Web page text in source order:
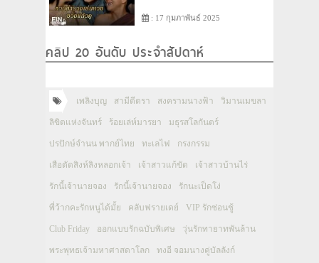
: 17 กุมภาพันธ์ 2025
คลิป 20 อันดับ ประจำสัปดาห์
เพลิงบุญ สามีตีตรา สงครามนางฟ้า วิมานเมขลา
ลิขิตแห่งจันทร์ ร้อยเล่ห์มารยา มธุรสโลกันตร์
ปรปักษ์จำนน พากย์ไทย ทะเลไฟ กรงกรรม
เสือตัดสิงห์ลิงหลอกเจ้า เจ้าสาวแก้ขัด เจ้าสาวบ้านไร่
รักนี้เจ้านายจอง รักนี้เจ้านายจอง รักนะเป็ดโง่
พี่ว้ากคะรักหนูได้มั้ย คลับฟรายเดย์ VIP รักซ่อนชู้
Club Friday ออกแบบรักฉบับพิเศษ วุ่นรักทายาทพันล้าน
พระพุทธเจ้ามหาศาสดาโลก ทงอี จอมนางคู่บัลลังก์